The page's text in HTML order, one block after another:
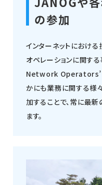
の参加
インターネットにおけ
オペレーションに関す
Network Operators’
かにも業務に関する様
加することで、常に最
ます。